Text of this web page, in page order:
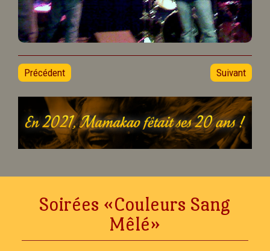
Précédent Suivant
Soirées «Couleurs Sang
Mêlé»